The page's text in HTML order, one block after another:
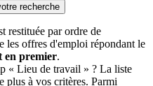
recherche
restituée par ordre de
les offres d'emploi répondant le
en premier.
« Lieu de travail » ? La liste
plus à vos critères. Parmi